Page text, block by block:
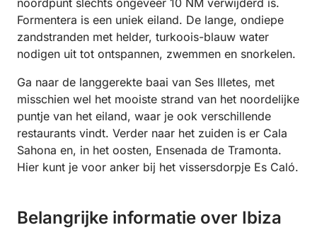
noordpunt slechts ongeveer 10 NM verwijderd is.
Formentera is een uniek eiland. De lange, ondiepe
zandstranden met helder, turkoois-blauw water
nodigen uit tot ontspannen, zwemmen en snorkelen.
Ga naar de langgerekte baai van Ses Illetes, met
misschien wel het mooiste strand van het noordelijke
puntje van het eiland, waar je ook verschillende
restaurants vindt. Verder naar het zuiden is er Cala
Sahona en, in het oosten, Ensenada de Tramonta.
Hier kunt je voor anker bij het vissersdorpje Es Caló.
Belangrijke informatie over Ibiza